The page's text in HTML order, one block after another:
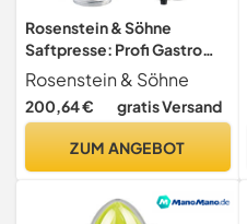
Rosenstein & Söhne
Saftpresse: Profi Gastro
3in1: Zitruspresse, Apfel-,
Gemüse-, Pommes-
Schneider, XL
Saftpresse Apfel)
Rosenstein & Söhne
200,64 € gratis Versand
ZUM ANGEBOT